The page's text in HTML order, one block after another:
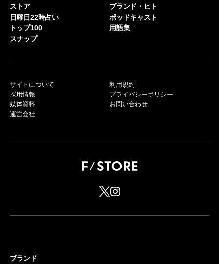
ストア
日曜日22時占い
トップ100
スナップ
ブランド・ヒト
ポッドキャスト
用語集
サイトについて
採用情報
媒体資料
運営会社
利用規約
プライバシーポリシー
お問い合わせ
ブランド